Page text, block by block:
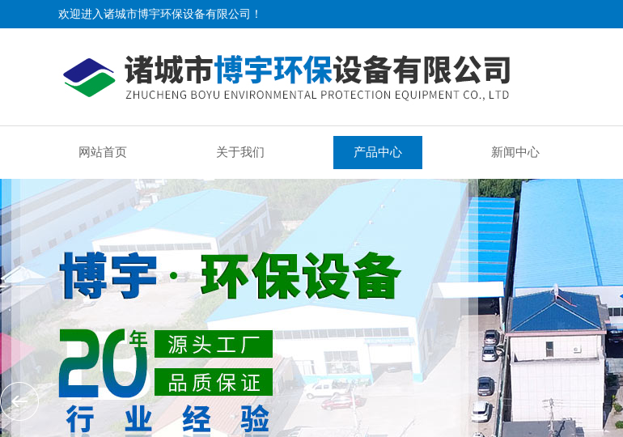
欢迎进入诸城市博宇环保设备有限公司！
网站首页 关于我们 产品中心 新闻中心